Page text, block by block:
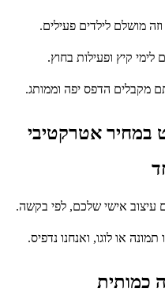
מושלם לילדים פעילים.
לימי קיץ ופעילות בחוץ.
מקבלים הדפס יפה וממותג.
במחיר אטרקטיבי
עיצוב אישי שלכם, לפי בקשה.
או לוגו, ואנחנו נדפיס.
כמותית